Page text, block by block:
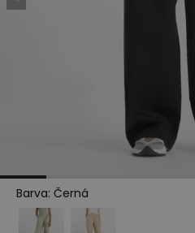
Barva: Černá